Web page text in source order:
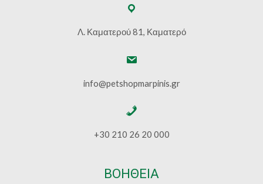
Λ. Καματερού 81, Καματερό
info@petshopmarpinis.gr
+30 210 26 20 000
ΒΟΗΘΕΙΑ